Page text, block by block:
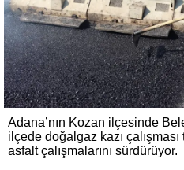
Adana’nın Kozan ilçesinde
ilçede doğalgaz kazı
asfalt çalışmalarını sürdürüyor.